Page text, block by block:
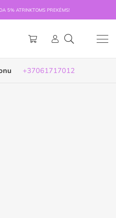
5% ATRINKTOMS PREKĖMS!
+37061717012